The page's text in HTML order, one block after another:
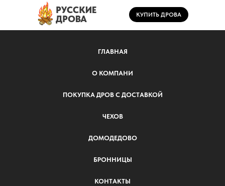
РУССКИЕ
ДРОВА
КУПИТЬ ДРОВА
ГЛАВНАЯ
О КОМПАНИ
ПОКУПКА ДРОВ С ДОСТАВКОЙ
ЧЕХОВ
ДОМОДЕДОВО
БРОННИЦЫ
КОНТАКТЫ